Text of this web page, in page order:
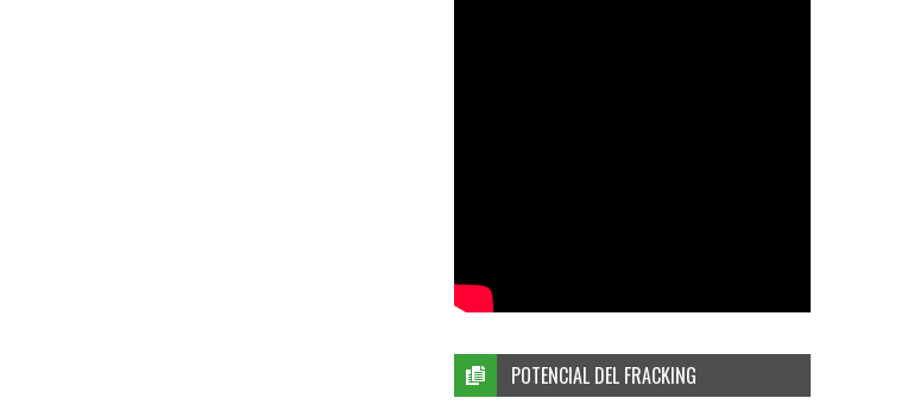
POTENCIAL DEL FRACKING